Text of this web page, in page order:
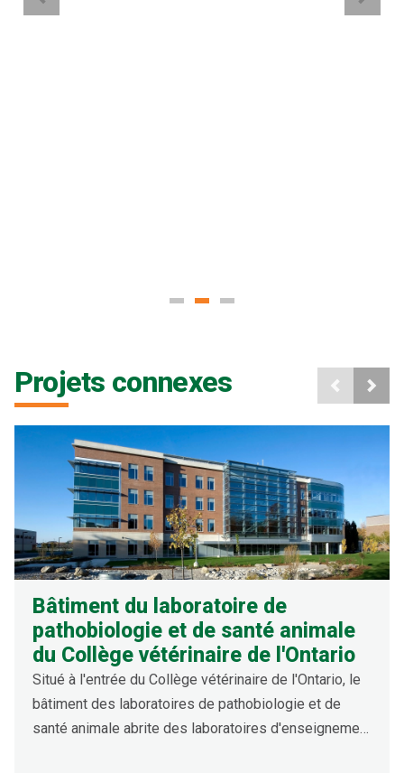
Projets connexes
Bâtiment du laboratoire de
pathobiologie et de santé animale
du Collège vétérinaire de l'Ontario
Situé à l'entrée du Collège vétérinaire de l'Ontario, le
bâtiment des laboratoires de pathobiologie et de
santé animale abrite des laboratoires d'enseignement